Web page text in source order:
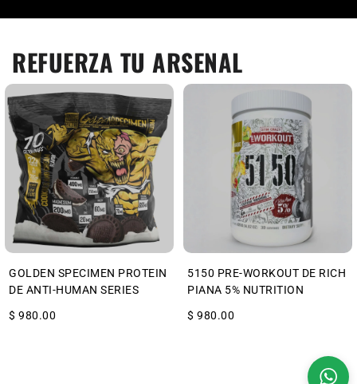
REFUERZA TU ARSENAL
GOLDEN SPECIMEN PROTEIN
DE ANTI-HUMAN SERIES
$ 980.00
5150 PRE-WORKOUT DE RICH
PIANA 5% NUTRITION
$ 980.00